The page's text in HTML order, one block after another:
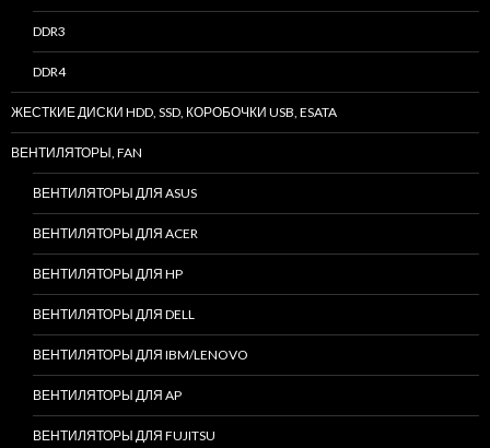
DDR3
DDR4
ЖЕСТКИЕ ДИСКИ HDD, SSD, КОРОБОЧКИ USB, ESATA
ВЕНТИЛЯТОРЫ, FAN
ВЕНТИЛЯТОРЫ ДЛЯ ASUS
ВЕНТИЛЯТОРЫ ДЛЯ ACER
ВЕНТИЛЯТОРЫ ДЛЯ HP
ВЕНТИЛЯТОРЫ ДЛЯ DELL
ВЕНТИЛЯТОРЫ ДЛЯ IBM/LENOVO
ВЕНТИЛЯТОРЫ ДЛЯ AP
ВЕНТИЛЯТОРЫ ДЛЯ FUJITSU